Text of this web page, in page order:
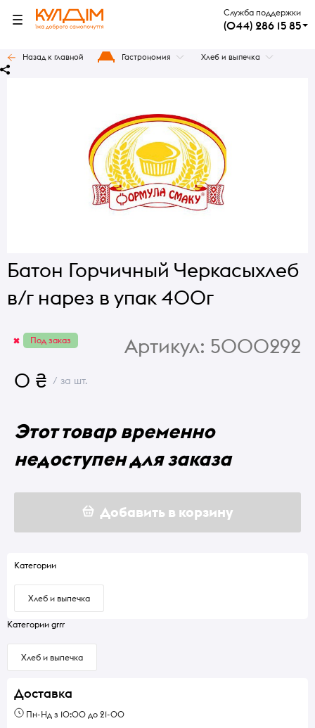
Служба поддержки
(044) 286 15 85
Назад к главной Гастрономия Хлеб и выпечка
Батон Горчичный Черкасыхлеб
в/г нарез в упак 400г
Под заказ Артикул: 5000292
0 ₴ / за шт.
Этот товар временно
недоступен для заказа
Добавить в корзину
Категории
Хлеб и выпечка
Категории grrr
Хлеб и выпечка
Доставка
Пн-Нд з 10:00 до 21-00